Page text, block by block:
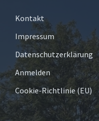
Kontakt
Impressum
Datenschutzerklärung
Anmelden
Cookie-Richtlinie (EU)